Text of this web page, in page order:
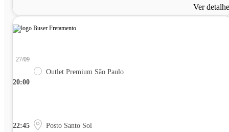
Ver
20:00
27/09
Outlet Premium São Paulo
22:45 Posto Santo Sol